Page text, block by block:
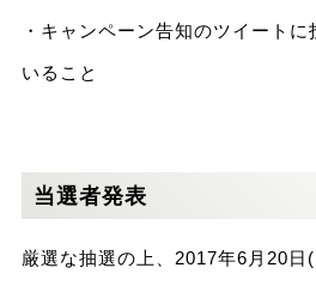
・キャンペーン告知のツイート
いること
当選者発表
厳選な抽選の上、2017年6月20日